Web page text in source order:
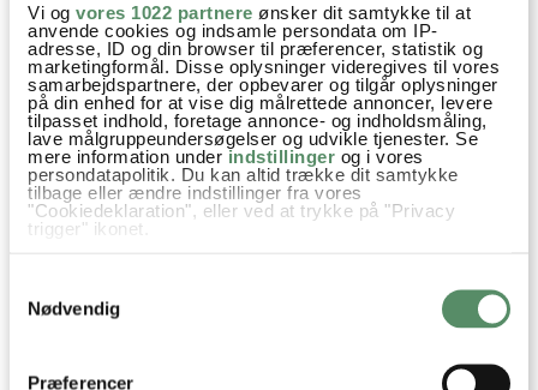
Vi og vores 1022 partnere ønsker dit samtykke til at
anvende cookies og indsamle persondata om IP-
adresse, ID og din browser til præferencer, statistik og
marketingformål. Disse oplysninger videregives til vores
samarbejdspartnere, der opbevarer og tilgår oplysninger
på din enhed for at vise dig målrettede annoncer, levere
tilpasset indhold, foretage annonce- og indholdsmåling,
lave målgruppeundersøgelser og udvikle tjenester. Se
mere information under indstillinger og i vores
persondatapolitik. Du kan altid trække dit samtykke
tilbage eller ændre indstillinger fra vores
"Cookiedeklaration", eller ved at trykke på "Privacy
trigger" ikonet.
Indsamle præcise oplysninger om din placering,
der kan være nøjagtig inden for få meter
Identificere din enhed baseret på en scanning af
Nødvendig
Præferencer
SPØRGSMÅL TIL OPSKRIFTEN?
Har du spørgsmål til opskriften eller lyst til at sende en sød
hilsen, så kan du skrive til mig i kommentarfeltet herunder.
Du kan måske finde svaret på dit spørgsmål i kommentarfeltet,
hvis det allerede er stillet og besvaret - eller du kan kigge på
denne side, hvor jeg giver svar på mange 'ofte stillede
23 KOMMENTARER